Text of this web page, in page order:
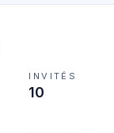
INVITÉS
10